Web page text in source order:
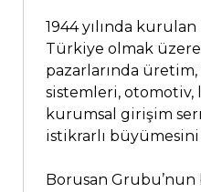
1944 yılında
Türkiye olmak üzere
pazarlarında
sistemleri, otomotiv,
kurumsal girişim
istikrarlı
Borusan Grubu’nun